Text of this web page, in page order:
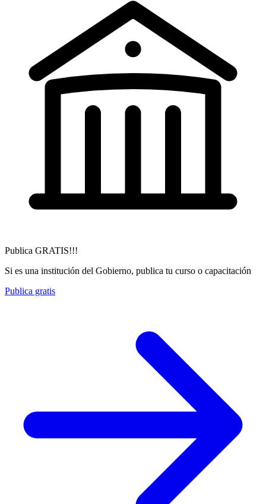
Publica GRATIS!!!
Si es una institución del Gobierno, publica tu curso o capacitación
Publica gratis